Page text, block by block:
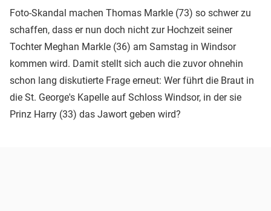
Foto-Skandal machen Thomas Markle (73) so schwer zu
schaffen, dass er nun doch nicht zur Hochzeit seiner
Tochter Meghan Markle (36) am Samstag in Windsor
kommen wird. Damit stellt sich auch die zuvor ohnehin
schon lang diskutierte Frage erneut: Wer führt die Braut in
die St. George's Kapelle auf Schloss Windsor, in der sie
Prinz Harry (33) das Jawort geben wird?